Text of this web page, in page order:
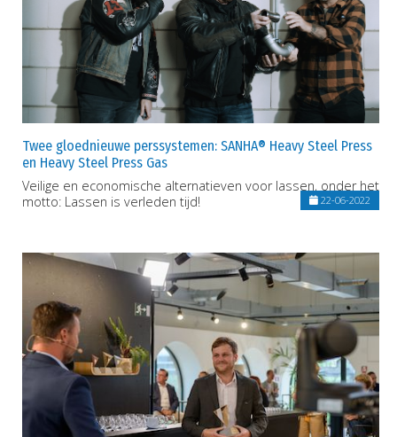
Twee gloednieuwe perssystemen: SANHA® Heavy Steel Press
en Heavy Steel Press Gas
Veilige en economische alternatieven voor lassen, onder het
motto: Lassen is verleden tijd!
22-06-2022